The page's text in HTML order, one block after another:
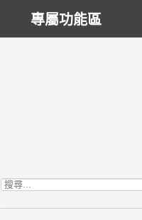
專屬功能區
搜尋關鍵字: